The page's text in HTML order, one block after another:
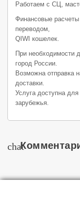
Работаем с СЦ,
Финансовые
переводом,
QIWI кошелек.
При необходимости
город России.
Возможна отправка
доставки.
Услуга доступна
зарубежья.
chat